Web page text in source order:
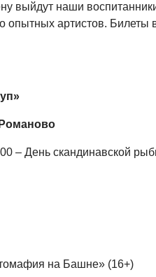
выйдут наши
опытных артистов. Билеты
– День скандинавской
на Башне» (16+)